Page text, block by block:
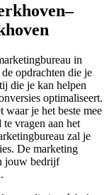
in
opdrachten die je
die je kan helpen
optimaliseert.
je het beste mee
vragen aan het
zal je
De marketing
jouw bedrijf